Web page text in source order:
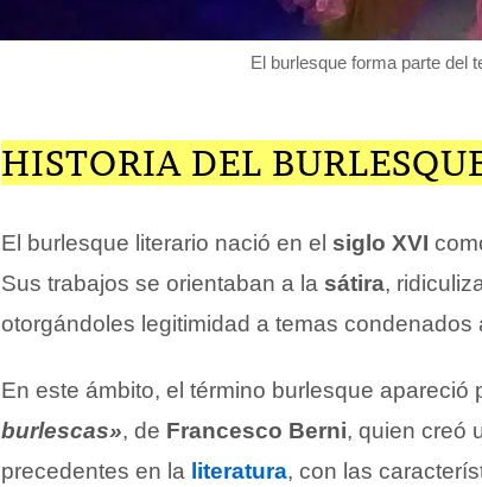
El burlesque forma parte del
HISTORIA DEL
El burlesque literario nació en el siglo XVI
Sus trabajos se orientaban a la sátira,
otorgándoles legitimidad a temas condenados
En este ámbito, el término burlesque apareció
burlescas», de Francesco Berni, quien creó
precedentes en la literatura, con las